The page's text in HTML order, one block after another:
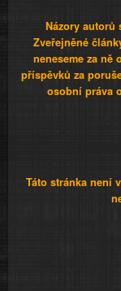
Názory autorů
Zveřejněné
neneseme za ně
příspěvků za
osobní práva
Táto stránka není